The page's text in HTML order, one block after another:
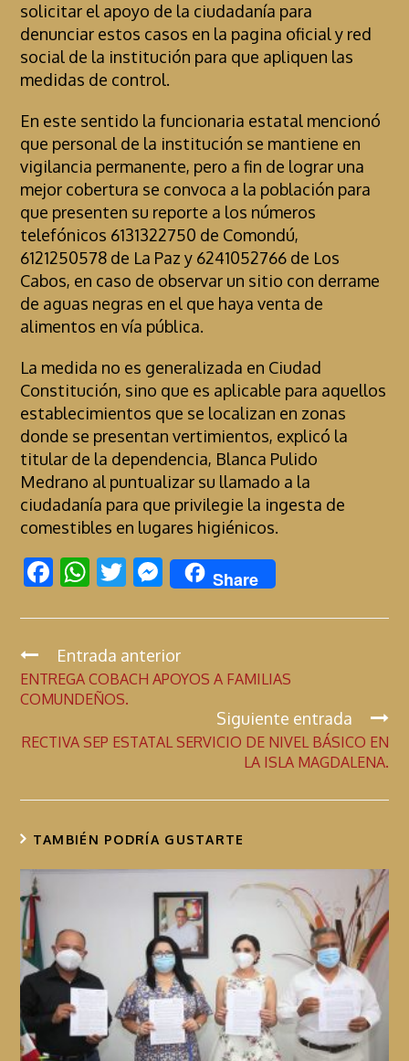
solicitar el apoyo de la ciudadanía para
denunciar estos casos en la pagina oficial y red
social de la institución para que apliquen las
medidas de control.
En este sentido la funcionaria estatal mencionó
que personal de la institución se mantiene en
vigilancia permanente, pero a fin de lograr una
mejor cobertura se convoca a la población para
que presenten su reporte a los números
telefónicos 6131322750 de Comondú,
6121250578 de La Paz y 6241052766 de Los
Cabos, en caso de observar un sitio con derrame
de aguas negras en el que haya venta de
alimentos en vía pública.
La medida no es generalizada en Ciudad
Constitución, sino que es aplicable para aquellos
establecimientos que se localizan en zonas
donde se presentan vertimientos, explicó la
titular de la dependencia, Blanca Pulido
Medrano al puntualizar su llamado a la
ciudadanía para que privilegie la ingesta de
comestibles en lugares higiénicos.
F
e
b
o
k
W
at
s
A
p
T
itt
er
M
es
se
n
g
Share
C
o
n
t
a
r
l
e
y
e
n
d
o
Entrada anterior
ENTREGA COBACH APOYOS A FAMILIAS
COMUNDEÑOS.
Siguiente entrada
RECTIVA SEP ESTATAL SERVICIO DE NIVEL BÁSICO EN
LA ISLA MAGDALENA.
TAMBIÉN PODRÍA GUSTARTE